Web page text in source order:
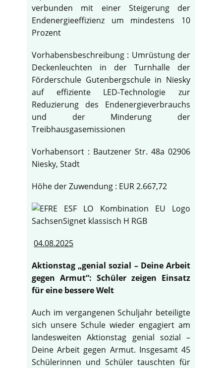
verbunden mit einer Steigerung der
Endenergieeffizienz um mindestens 10
Prozent
Vorhabensbeschreibung : Umrüstung der
Deckenleuchten in der Turnhalle der
Förderschule Gutenbergschule in Niesky
auf effiziente LED-Technologie zur
Reduzierung des Endenergieverbrauchs
und der Minderung der
Treibhausgasemissionen
Vorhabensort : Bautzener Str. 48a 02906
Niesky, Stadt
Höhe der Zuwendung : EUR 2.667,72
04.08.2025
Aktionstag „genial sozial – Deine Arbeit
gegen Armut“: Schüler zeigen Einsatz
für eine bessere Welt
Auch im vergangenen Schuljahr beteiligte
sich unsere Schule wieder engagiert am
landesweiten Aktionstag genial sozial –
Deine Arbeit gegen Armut. Insgesamt 45
Schülerinnen und Schüler tauschten für